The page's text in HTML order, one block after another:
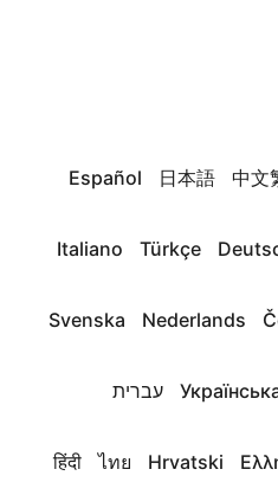
中文
日本語
Español
Türkçe
Italiano
Nederlands
Svenska
עברית
Hrvatski
ไทย
हिंदी